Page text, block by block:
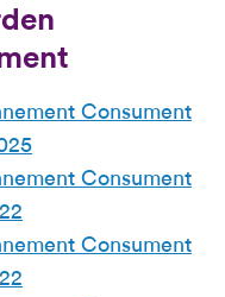
Consument
Consument
Consument